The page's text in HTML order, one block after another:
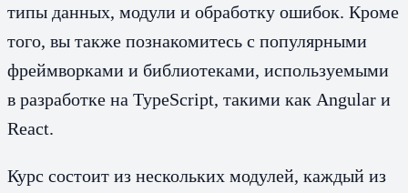
типы данных, модули и обработку ошибок. Кроме
того, вы также познакомитесь с популярными
фреймворками и библиотеками, используемыми
в разработке на TypeScript, такими как Angular и
React.
Курс состоит из нескольких модулей, каждый из